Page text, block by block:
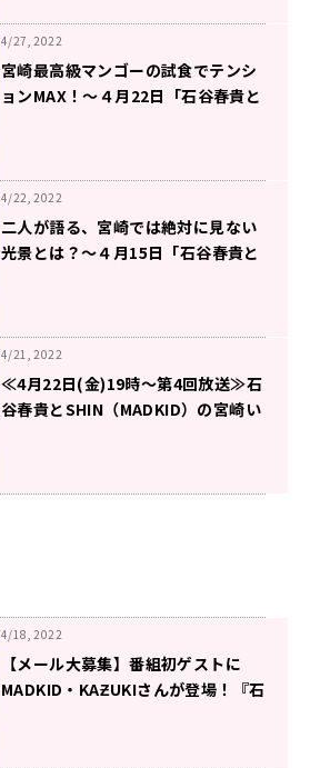
4/27, 2022
宮崎最高級マンゴーの試食でテンシ
ョンMAX！～４月22日「石谷春貴と
4/22, 2022
二人が語る、宮崎では絶対に見ない
光景とは？～４月15日「石谷春貴と
4/21, 2022
≪4月22日(金)19時～第4回放送≫石
谷春貴とSHIN（MADKID）の宮崎い
4/18, 2022
【メール大募集】番組初ゲストに
MADKID・KAƵUKIさんが登場！『石